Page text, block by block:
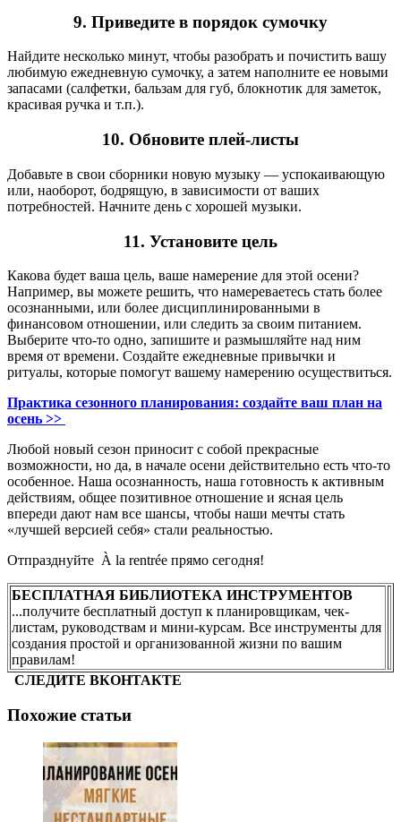
9. Приведите в порядок сумочку
Найдите несколько минут, чтобы разобрать и почистить вашу
любимую ежедневную сумочку, а затем наполните ее новыми
запасами (салфетки, бальзам для губ, блокнотик для заметок,
красивая ручка и т.п.).
10. Обновите плей-листы
Добавьте в свои сборники новую музыку — успокаивающую
или, наоборот, бодрящую, в зависимости от ваших
потребностей. Начните день с хорошей музыки.
11. Установите цель
Какова будет ваша цель, ваше намерение для этой осени?
Например, вы можете решить, что намереваетесь стать более
осознанными, или более дисциплинированными в
финансовом отношении, или следить за своим питанием.
Выберите что-то одно, запишите и размышляйте над ним
время от времени. Создайте ежедневные привычки и
ритуалы, которые помогут вашему намерению осуществиться.
Практика сезонного планирования: создайте ваш план на
осень >>
Любой новый сезон приносит с собой прекрасные
возможности, но да, в начале осени действительно есть что-то
особенное. Наша осознанность, наша готовность к активным
действиям, общее позитивное отношение и ясная цель
впереди дают нам все шансы, чтобы наши мечты стать
«лучшей версией себя» стали реальностью.
Отпразднуйте À la rentrée прямо сегодня!
БЕСПЛАТНАЯ БИБЛИОТЕКА ИНСТРУМЕНТОВ
...получите бесплатный доступ к планировщикам, чек-
листам, руководствам и мини-курсам. Все инструменты для
создания простой и организованной жизни по вашим
правилам!
СЛЕДИТЕ ВКОНТАКТЕ
Похожие статьи